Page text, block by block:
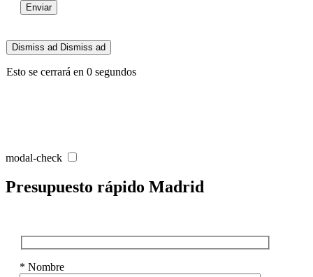
Dismiss ad Dismiss ad
Esto se cerrará en 0 segundos
modal-check
Presupuesto rápido Madrid
* Nombre